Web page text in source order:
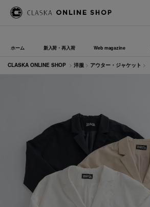
ホーム 新入荷・再入荷 Web magazine
CLASKA ONLINE SHOP > 洋服 > アウター・ジャケット >